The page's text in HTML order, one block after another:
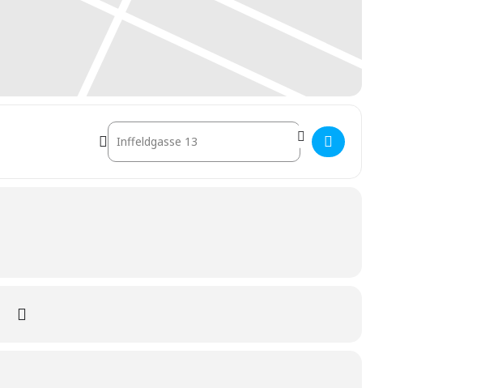
Destination Address - Wie gut ist das Klima in Ihrem Gebäude?